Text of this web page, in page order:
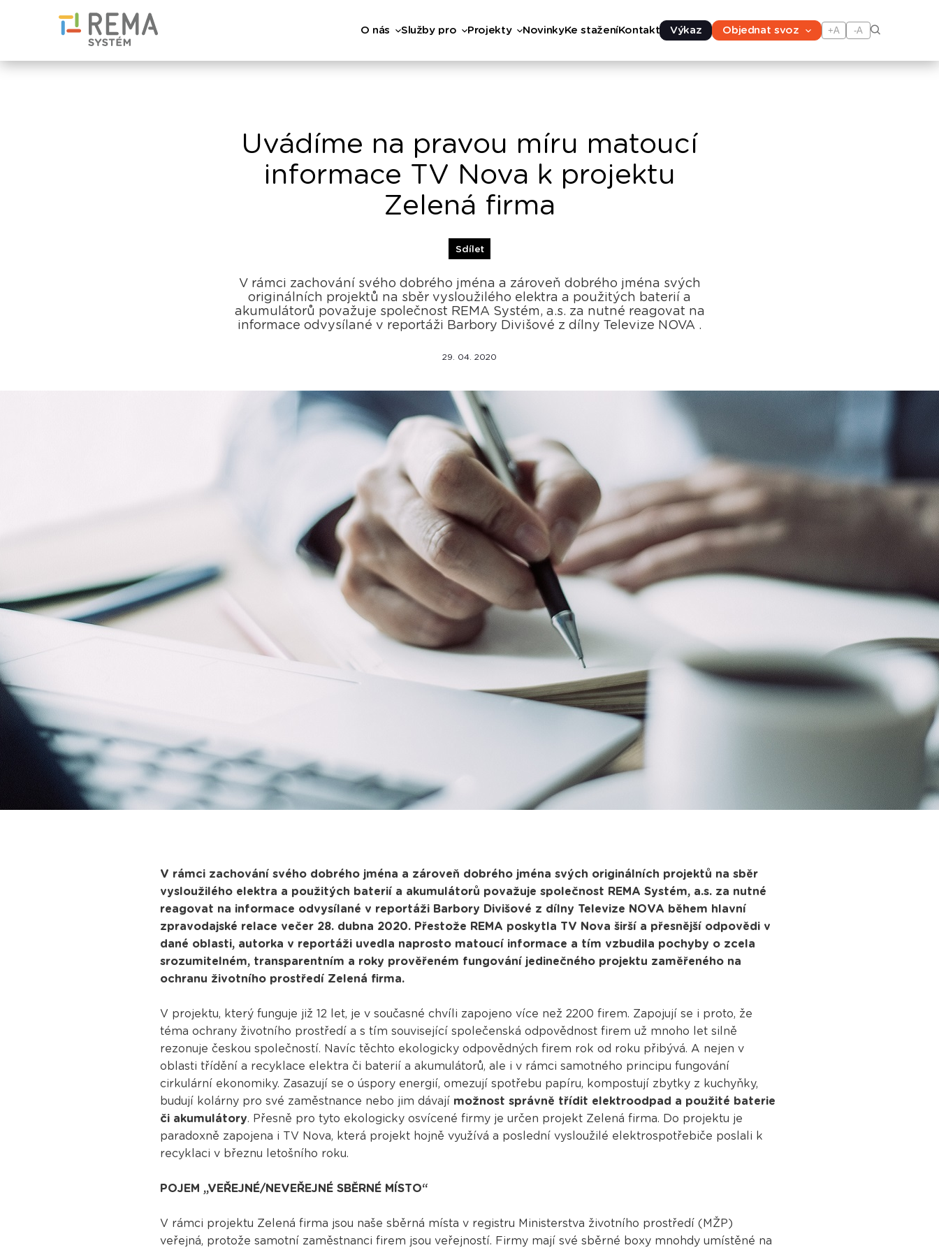
O nás Služby pro Projekty NovinkyKe staženíKontakt Výkaz Objednat svoz +A -A
Uvádíme na pravou míru matoucí
informace TV Nova k projektu
Zelená firma
Sdílet
V rámci zachování svého dobrého jména a zároveň dobrého jména svých
originálních projektů na sběr vysloužilého elektra a použitých baterií a
akumulátorů považuje společnost REMA Systém, a.s. za nutné reagovat na
informace odvysílané v reportáži Barbory Divišové z dílny Televize NOVA .
29. 04. 2020
V rámci zachování svého dobrého jména a zároveň dobrého jména svých originálních projektů na sběr
vysloužilého elektra a použitých baterií a akumulátorů považuje společnost REMA Systém, a.s. za nutné
reagovat na informace odvysílané v reportáži Barbory Divišové z dílny Televize NOVA během hlavní
zpravodajské relace večer 28. dubna 2020. Přestože REMA poskytla TV Nova širší a přesnější odpovědi v
dané oblasti, autorka v reportáži uvedla naprosto matoucí informace a tím vzbudila pochyby o zcela
srozumitelném, transparentním a roky prověřeném fungování jedinečného projektu zaměřeného na
ochranu životního prostředí Zelená firma.
V projektu, který funguje již 12 let, je v současné chvíli zapojeno více než 2200 firem. Zapojují se i proto, že
téma ochrany životního prostředí a s tím související společenská odpovědnost firem už mnoho let silně
rezonuje českou společností. Navíc těchto ekologicky odpovědných firem rok od roku přibývá. A nejen v
oblasti třídění a recyklace elektra či baterií a akumulátorů, ale i v rámci samotného principu fungování
cirkulární ekonomiky. Zasazují se o úspory energií, omezují spotřebu papíru, kompostují zbytky z kuchyňky,
budují kolárny pro své zaměstnance nebo jim dávají možnost správně třídit elektroodpad a použité baterie
či akumulátory. Přesně pro tyto ekologicky osvícené firmy je určen projekt Zelená firma. Do projektu je
paradoxně zapojena i TV Nova, která projekt hojně využívá a poslední vysloužilé elektrospotřebiče poslali k
recyklaci v březnu letošního roku.
POJEM „VEŘEJNÉ/NEVEŘEJNÉ SBĚRNÉ MÍSTO“
V rámci projektu Zelená firma jsou naše sběrná místa v registru Ministerstva životního prostředí (MŽP)
veřejná, protože samotní zaměstnanci firem jsou veřejností. Firmy mají své sběrné boxy mnohdy umístěné na